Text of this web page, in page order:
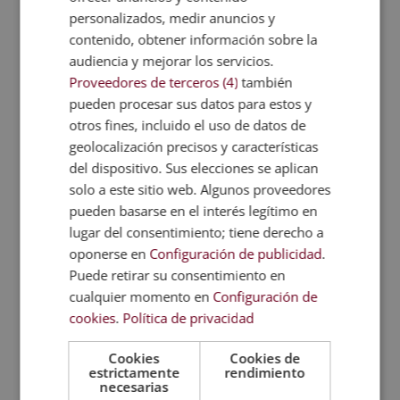
frenéticopara nuestro desarrollo cognitivo,
emocional y comportamental. De ahí que la
intervención de un profesional de la psicología sea
trascendental: él o ella podrá intervenir en el
momento adecuado para que el desarrollo sea lo
más armonioso posible.
Mayor interés por aprender
Los niños que se sienten estables en su entorno
muestran mayor interés por aprender. Los más
pequeños se muestran más proclives a
nuevas cosas
, establecer nuevas relaciones o
comunicarse con su entorno mucho mejor. De ahí
que la intervención de un psicólogo infantil pueda
ser imprescindible en el caso de mostrar el niño
rasgos asociales, desinterés, baja autoestima o
apatía.
Vínculos afectivos fuertes y
personalizados, medir anuncios y
contenido, obtener información sobre la
audiencia y mejorar los servicios.
Proveedores de terceros (4) también
pueden procesar sus datos para estos y
otros fines, incluido el uso de datos de
geolocalización precisos y características
del dispositivo. Sus elecciones se aplican
solo a este sitio web. Algunos proveedores
pueden basarse en el interés legítimo en
lugar del consentimiento; tiene derecho a
oponerse en Configuración de publicidad.
Puede retirar su consentimiento en
cualquier momento en Configuración de
cookies. Política de privacidad
Cookies
estrictamente
necesarias
Cookies de
rendimiento